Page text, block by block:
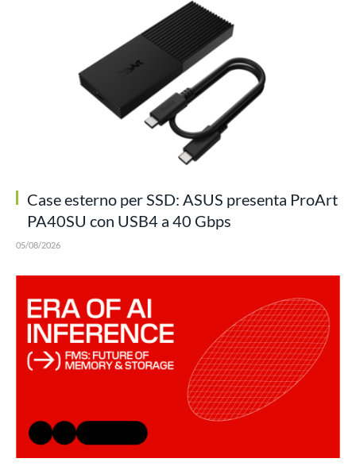
Case esterno per SSD: ASUS presenta ProArt
PA40SU con USB4 a 40 Gbps
05/08/2026